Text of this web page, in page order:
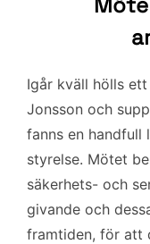
Igår kväll hölls
Jonsson och
fanns en handfull
styrelse. Mötet
säkerhets- och
givande och
framtiden, för att